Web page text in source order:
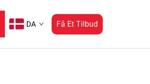
DA Få Et Tilbud